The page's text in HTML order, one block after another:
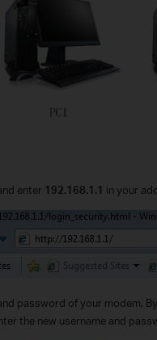
enter 192.168.1.1 in your
password of your modem.
the new username and